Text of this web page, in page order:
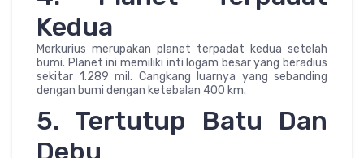
Kedua
Merkurius merupakan planet terpadat kedua setelah
bumi. Planet ini memiliki inti logam besar yang beradius
sekitar 1.289 mil. Cangkang luarnya yang sebanding
dengan bumi dengan ketebalan 400 km.
5. Tertutup Batu Dan
Debu